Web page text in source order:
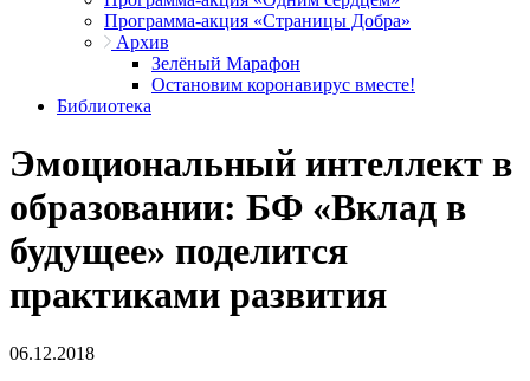
Программа-акция «Страницы Добра»
Архив
Зелёный Марафон
Остановим коронавирус вместе!
Библиотека
Эмоциональный интеллект в
образовании: БФ «Вклад в
будущее» поделится
практиками развития
06.12.2018